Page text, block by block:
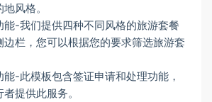
风格。
能-我们提供四种不同风格的旅游套餐
栏，您可以根据您的要求筛选旅游套
-此模板包含签证申请和处理功能，
提供此服务。